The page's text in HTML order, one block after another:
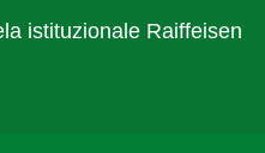
istituzionale Raiffeisen